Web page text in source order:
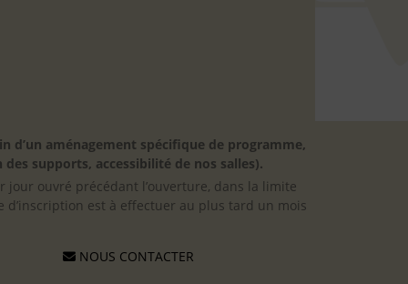
d’un aménagement spécifique de programme,
supports, accessibilité de nos salles).
jour ouvré précédant l’ouverture, dans la limite
est à effectuer au plus tard un mois
NOUS CONTACTER